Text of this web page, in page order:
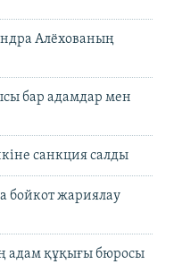
Алёхованың
бар адамдар мен
санкция салды
бойкот жариялау
адам құқығы бюросы